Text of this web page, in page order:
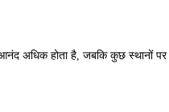
अधिक होता है, जबकि कुछ स्थानों पर